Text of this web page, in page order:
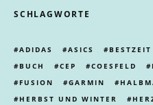
SCHLAGWORTE
ADIDAS ASICS BESTZEIT
BUCH
CEP COESFELD
FUSION
GARMIN
HERBST UND WINTER